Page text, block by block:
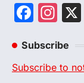
Subscribe
Subscribe to